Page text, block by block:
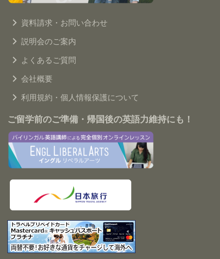
資料請求・お問い合わせ
説明会のご案内
よくあるご質問
会社概要
利用規約・個人情報保護について
ご留学前のご準備・帰国後の英語力維持にも！